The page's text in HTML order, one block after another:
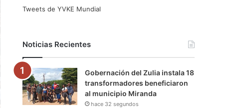
o
k
r
e
r
a
m
a
m
Tweets de YVKE Mundial
Noticias Recientes
Gobernación del Zulia instala 18
transformadores beneficiaron
al municipio Miranda
hace 32 segundos